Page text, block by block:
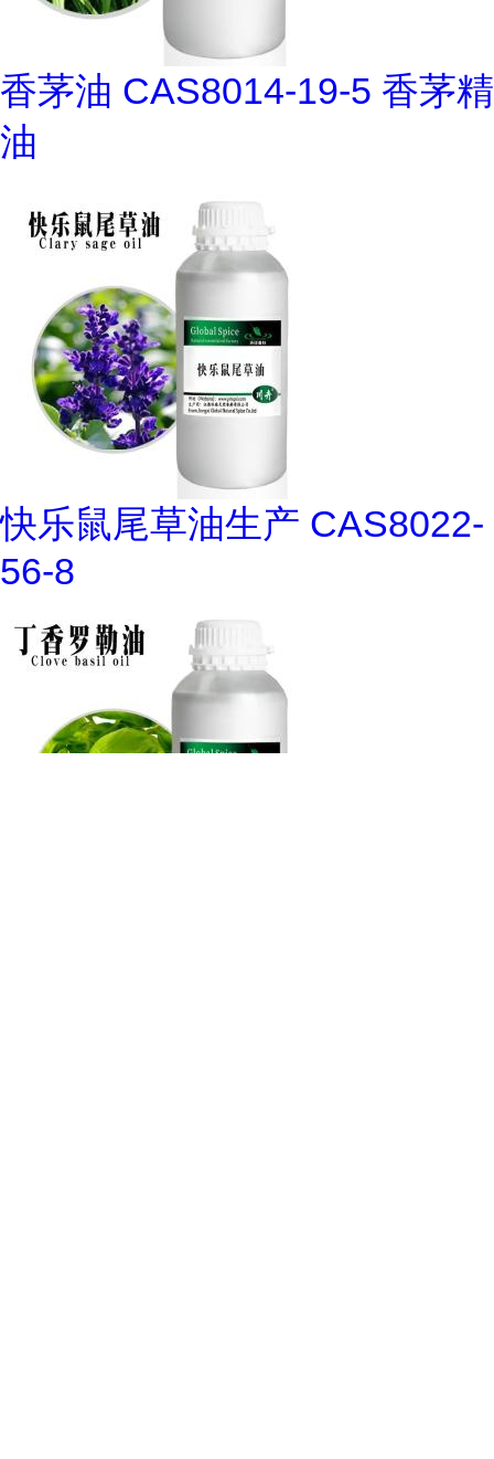
香茅油 CAS8014-19-5 香茅精
油
快乐鼠尾草油生产 CAS8022-
56-8